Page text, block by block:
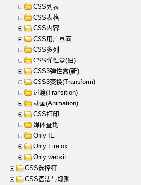
CSS列表
CSS表格
CSS内容
CSS用户界面
CSS多列
CSS弹性盒(旧)
CSS3弹性盒(新)
CSS3变换(Transform)
过渡(Transition)
动画(Animation)
CSS打印
媒体查询
Only IE
Only Firefox
Only webkit
CSS选择符
CSS语法与规则